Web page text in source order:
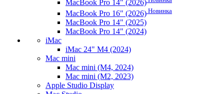
MacBook Pro 14" (2026)
MacBook Pro 16" (2026) Новинка
MacBook Pro 14" (2025)
MacBook Pro 14" (2024)
iMac
iMac 24" M4 (2024)
Mac mini
Mac mini (M4, 2024)
Mac mini (M2, 2023)
Apple Studio Display